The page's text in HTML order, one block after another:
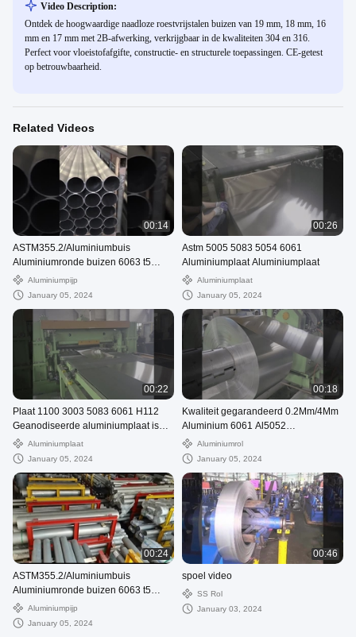
Video Description:
Ontdek de hoogwaardige naadloze roestvrijstalen buizen van 19 mm, 18 mm, 16
mm en 17 mm met 2B-afwerking, verkrijgbaar in de kwaliteiten 304 en 316.
Perfect voor vloeistofafgifte, constructie- en structurele toepassingen. CE-getest
op betrouwbaarheid.
Related Videos
00:14
ASTM355.2/Aluminiumbuis
Aluminiumronde buizen 6063 t5
6061 t6 Aluminiumbuis
Aluminiumpijp
January 05, 2024
00:26
Astm 5005 5083 5054 6061
Aluminiumplaat Aluminiumplaat
Aluminiumplaat
January 05, 2024
00:22
Plaat 1100 3003 5083 6061 H112
Geanodiseerde aluminiumplaat is
legering 5083 1003 10 mm ~ 2600
mm
Aluminiumplaat
January 05, 2024
00:18
Kwaliteit gegarandeerd 0.2Mm/4Mm
Aluminium 6061 Al5052
Legeringsfolie Fabriek Aluminium
spoel veer
Aluminiumrol
January 05, 2024
00:24
ASTM355.2/Aluminiumbuis
Aluminiumronde buizen 6063 t5
6061 t6 Aluminiumbuis
Aluminiumpijp
January 05, 2024
00:46
spoel video
SS Rol
January 03, 2024